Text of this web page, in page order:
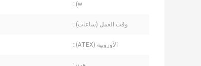
w)::
وقت العمل (ساعات)::
الأوروبية (ATEX)::